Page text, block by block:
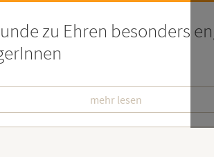
Engagement für
– Wir sind dabei!
mehr lesen